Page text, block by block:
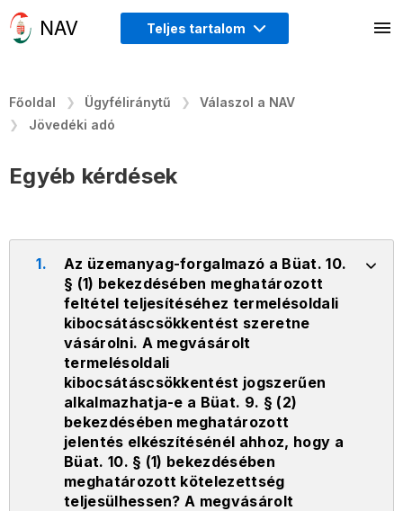
Teljes tartalom
Főoldal Ügyféliránytű
Válaszol a NAV
Jövedéki adó
Egyéb kérdések
1.
Az üzemanyag-forgalmazó a Büat. 10.
§ (1) bekezdésében meghatározott
feltétel teljesítéséhez termelésoldali
kibocsátáscsökkentést szeretne
vásárolni. A megvásárolt
termelésoldali
kibocsátáscsökkentést jogszerűen
alkalmazhatja-e a Büat. 9. § (2)
bekezdésében meghatározott
jelentés elkészítésénél ahhoz, hogy a
Büat. 10. § (1) bekezdésében
meghatározott kötelezettség
teljesülhessen? A megvásárolt